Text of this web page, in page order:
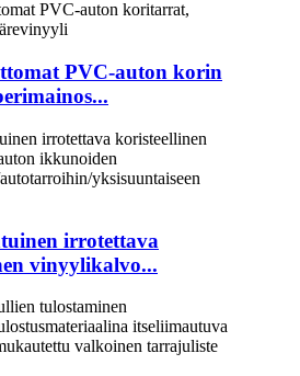
PVC-auton korin
irrotettava
vinyylikalvo...